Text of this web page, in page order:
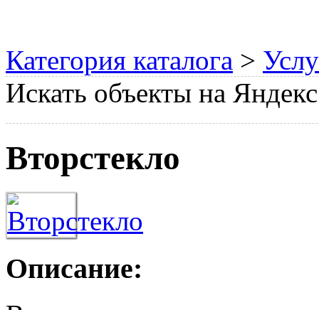
Категория каталога >
Искать объекты на
Вторстекло
Описание: